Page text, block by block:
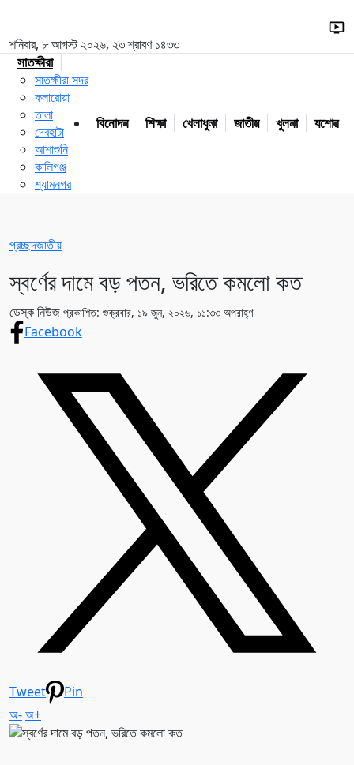
শনিবার, ৮ আগস্ট ২০২৬, ২৩ শ্রাবণ ১৪৩৩
সাতক্ষীরা
সাতক্ষীরা সদর
কলারোয়া
তালা
দেবহাটা
আশাশুনি
কালিগঞ্জ
শ্যামনগর
বিনোদন শিক্ষা খেলাধুলা জাতীয় খুলনা যশোর
প্রচ্ছদজাতীয়
স্বর্ণের দামে বড় পতন, ভরিতে কমলো কত
ডেস্ক নিউজ প্রকাশিত: শুক্রবার, ১৯ জুন, ২০২৬, ১১:৩৩ অপরাহ্ণ
Facebook
Tweet
Pin
অ-অ+